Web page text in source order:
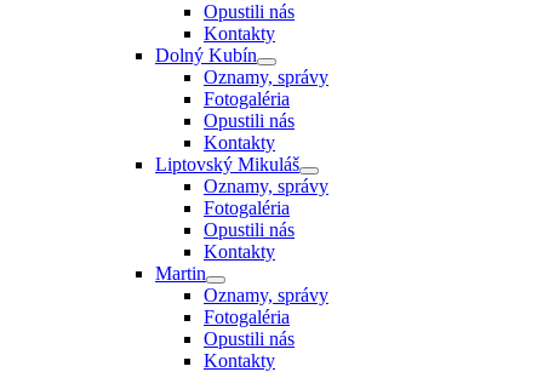
Opustili nás
Kontakty
Dolný Kubín
Oznamy, správy
Fotogaléria
Opustili nás
Kontakty
Liptovský Mikuláš
Oznamy, správy
Fotogaléria
Opustili nás
Kontakty
Martin
Oznamy, správy
Fotogaléria
Opustili nás
Kontakty